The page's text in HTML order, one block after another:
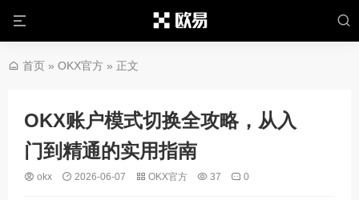
首页 » OKX官方 » 正文
OKX账户模式切换全攻略，从入
门到精通的实用指南
okx 2026-06-07 OKX官方 37 0